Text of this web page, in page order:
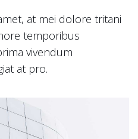
at mei dolore tritani
temporibus
vivendum
at pro.